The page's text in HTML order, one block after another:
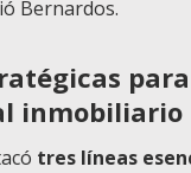
Bernardos.
inmobiliario
tres líneas